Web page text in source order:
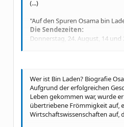
(...)
"Auf den Spuren Osama bin
Die Sendezeiten:
Donnerstag, 24. August, 14 und
Wer ist Bin Laden? Biografie
Aufgrund der erfolgreichen
Leben gekommen war, wurde
übertriebene Frömmigkeit auf,
Wirtschaftswissenschaften auf,